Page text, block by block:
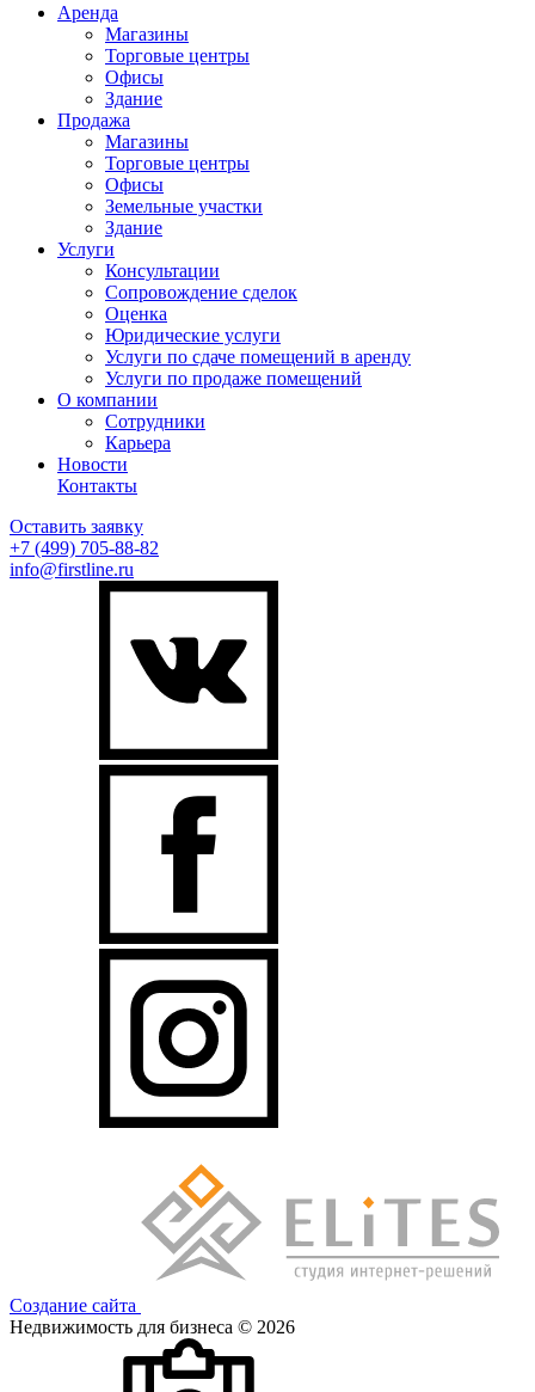
Аренда
Магазины
Торговые центры
Офисы
Здание
Продажа
Магазины
Торговые центры
Офисы
Земельные участки
Здание
Услуги
Консультации
Сопровождение сделок
Оценка
Юридические услуги
Услуги по сдаче помещений в аренду
Услуги по продаже помещений
О компании
Сотрудники
Карьера
Новости
Контакты
Оставить заявку
+7 (499) 705-88-82
info@firstline.ru
Создание сайта
Недвижимость для бизнеса © 2026